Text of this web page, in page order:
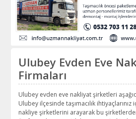
Ulubey Evden Eve
Firmaları
Ulubey evden eve nakliyat şirketleri
Ulubey ilçesinde taşımacılık ihtiyaçlarınız
nakliye şirketlerini arayarak bu